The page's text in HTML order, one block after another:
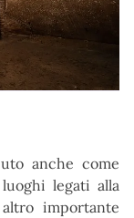
anche come
ghi legati alla
importante